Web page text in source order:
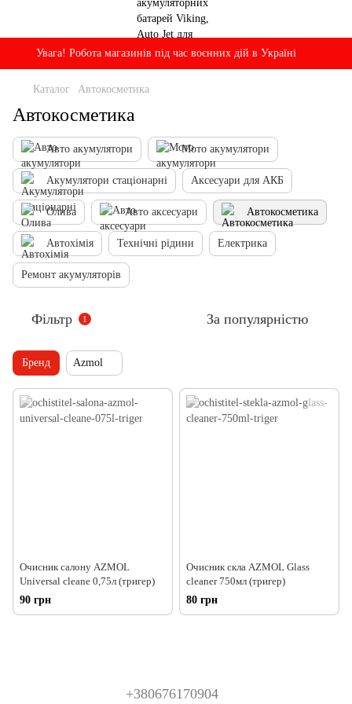
Увага! Робота магазинів під час воєнних дій в Україні
Каталог Автокосметика
Автокосметика
Авто акумулятори Мото акумулятори
Акумулятори стаціонарні Аксесуари для АКБ
Олива Авто аксесуари Автокосметика
Автохімія Технічні рідини Електрика
Ремонт акумуляторів
Фільтр 1 За популярністю
Бренд Azmol
Очисник салону AZMOL
Universal cleane 0,75л (тригер)
90 грн
Очисник скла AZMOL Glass
cleaner 750мл (тригер)
80 грн
+380676170904